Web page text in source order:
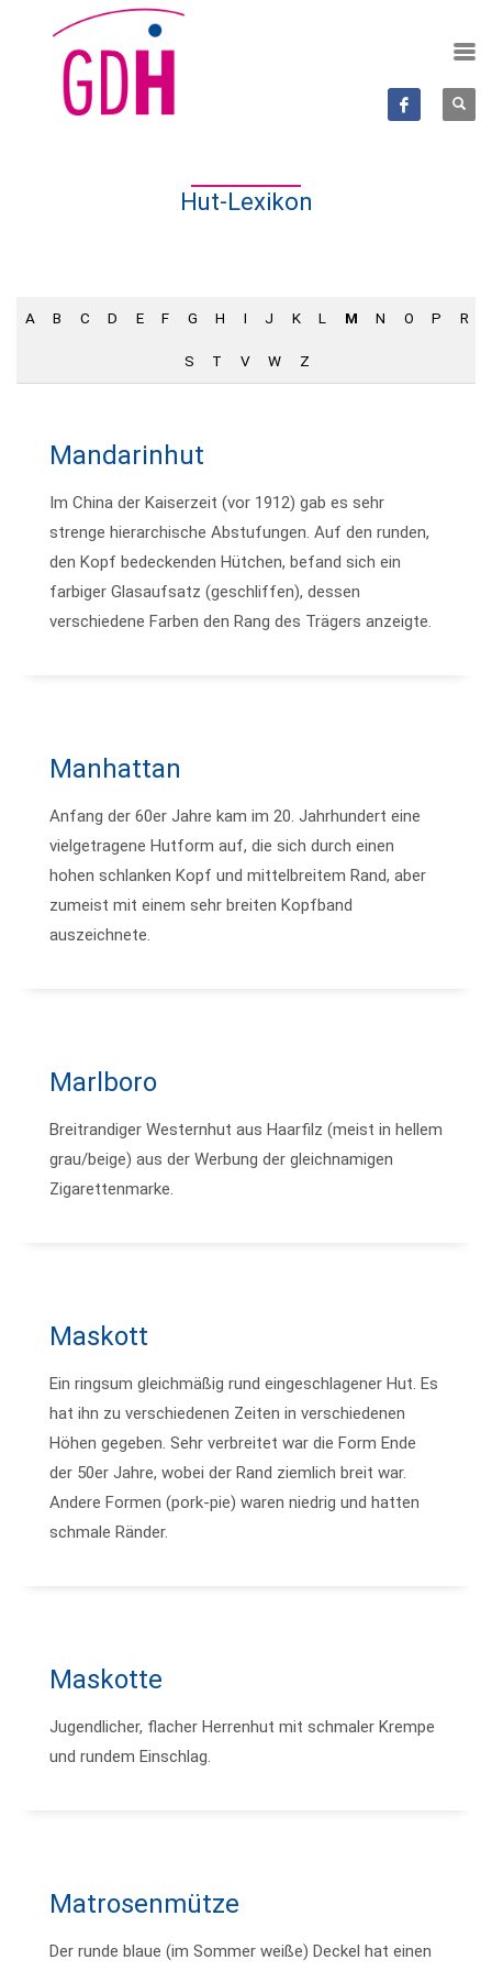
Hut-Lexikon
A B C D E F G H I J K L M N O P R
S T V W Z
Mandarinhut
Im China der Kaiserzeit (vor 1912) gab es sehr
strenge hierarchische Abstufungen. Auf den runden,
den Kopf bedeckenden Hütchen, befand sich ein
farbiger Glasaufsatz (geschliffen), dessen
verschiedene Farben den Rang des Trägers anzeigte.
Manhattan
Anfang der 60er Jahre kam im 20. Jahrhundert eine
vielgetragene Hutform auf, die sich durch einen
hohen schlanken Kopf und mittelbreitem Rand, aber
zumeist mit einem sehr breiten Kopfband
auszeichnete.
Marlboro
Breitrandiger Westernhut aus Haarfilz (meist in hellem
grau/beige) aus der Werbung der gleichnamigen
Zigarettenmarke.
Maskott
Ein ringsum gleichmäßig rund eingeschlagener Hut. Es
hat ihn zu verschiedenen Zeiten in verschiedenen
Höhen gegeben. Sehr verbreitet war die Form Ende
der 50er Jahre, wobei der Rand ziemlich breit war.
Andere Formen (pork-pie) waren niedrig und hatten
schmale Ränder.
Maskotte
Jugendlicher, flacher Herrenhut mit schmaler Krempe
und rundem Einschlag.
Matrosenmütze
Der runde blaue (im Sommer weiße) Deckel hat einen